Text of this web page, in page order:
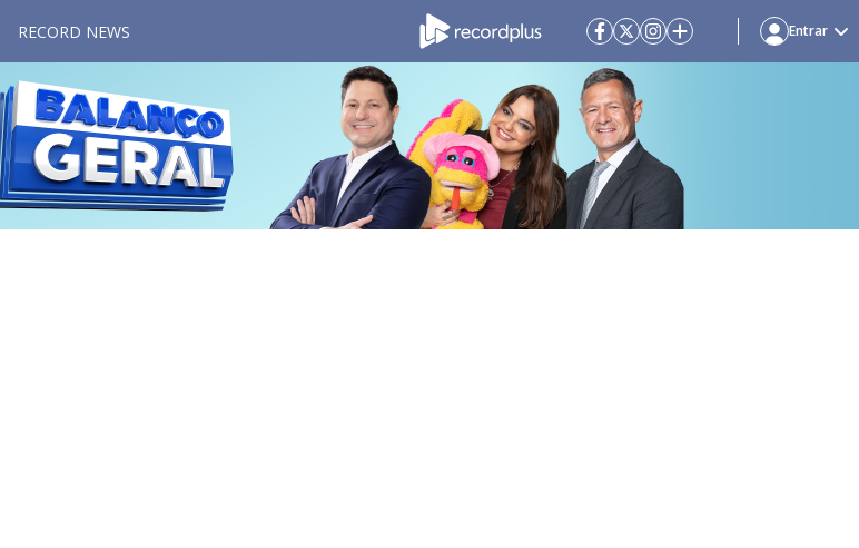
RECORD NEWS Entrar